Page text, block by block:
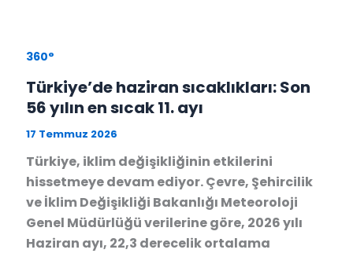
360°
Türkiye’de haziran sıcaklıkları: Son
56 yılın en sıcak 11. ayı
17 Temmuz 2026
Türkiye, iklim değişikliğinin etkilerini
hissetmeye devam ediyor. Çevre, Şehircilik
ve İklim Değişikliği Bakanlığı Meteoroloji
Genel Müdürlüğü verilerine göre, 2026 yılı
Haziran ayı, 22,3 derecelik ortalama